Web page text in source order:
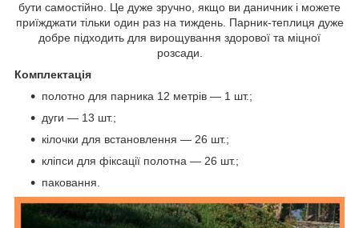
бути самостійно. Це дуже зручно, якщо ви даничник і можете
приїжджати тільки один раз на тиждень. Парник-теплиця дуже
добре підходить для вирощування здорової та міцної
розсади.
Комплектація
полотно для парника 12 метрів — 1 шт.;
дуги — 13 шт.;
кілочки для встановлення — 26 шт.;
кліпси для фіксації полотна — 26 шт.;
паковання.